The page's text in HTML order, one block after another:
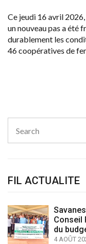
Ce jeudi 16 avril
un nouveau pas a été
durablement les
46 coopératives de
for:
FIL ACTUALITE
Conseil
du
4 AOÛT